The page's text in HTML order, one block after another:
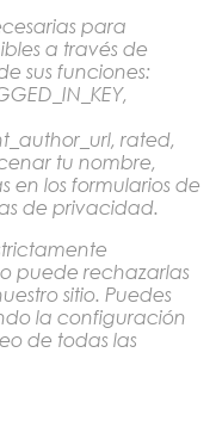
para
a través de
sus funciones:
rated,
tu nombre,
en los formularios de
de privacidad.
puede rechazarlas
sitio. Puedes
la configuración
de todas las